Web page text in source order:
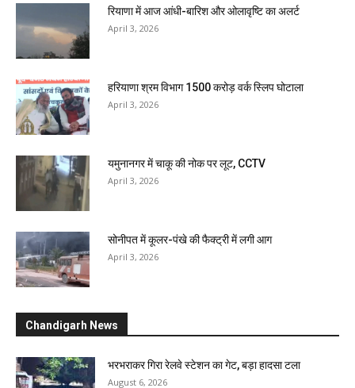
रियाणा में आज आंधी-बारिश और ओलावृष्टि का अलर्ट
April 3, 2026
हरियाणा श्रम विभाग 1500 करोड़ वर्क स्लिप घोटाला
April 3, 2026
यमुनानगर में चाकू की नोक पर लूट, CCTV
April 3, 2026
सोनीपत में कूलर-पंखे की फैक्ट्री में लगी आग
April 3, 2026
Chandigarh News
भरभराकर गिरा रेलवे स्टेशन का गेट, बड़ा हादसा टला
August 6, 2026